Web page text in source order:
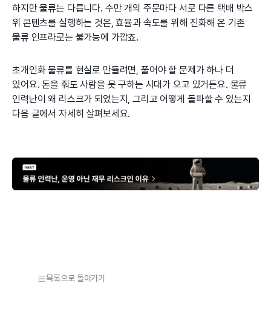
하지만 물류는 다릅니다. 수만 개의 주문마다 서로 다른 택배 박스
위 콘텐츠를 실행하는 것은, 효율과 속도를 위해 진화해 온 기존
물류 인프라로는 불가능에 가깝죠.
초개인화 물류를 현실로 만들려면, 풀어야 할 문제가 하나 더
있어요. 돈을 줘도 사람을 못 구하는 시대가 오고 있거든요. 물류
인력난이 왜 리스크가 되었는지, 그리고 어떻게 돌파할 수 있는지
다음 글에서 자세히 살펴보세요.
목록으로 돌아가기